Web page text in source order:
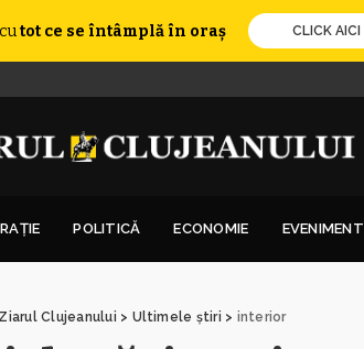
tot ce se întâmplă în oraș CLICK AICI
POLITICĂ ECONOMIE EVENIMENT
Ziarul Clujeanului > Ultimele știri > interior